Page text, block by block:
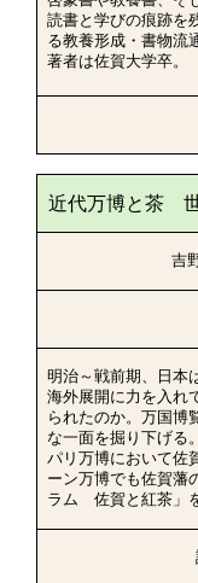
読書と学びの痕跡を
る教養形成・書物流
著者は佐賀大学卒。
近代万博と茶
吉
明治～戦前期、日本
海外展開に力を入れ
られたのか。万国博
な一面を掘り下げる
パリ万博において佐
ーン万博でも佐賀藩
ラム 佐賀と紅茶」